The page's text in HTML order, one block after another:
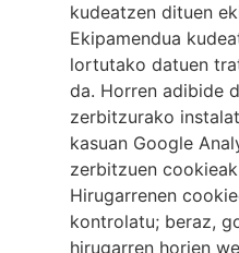
kudeatzen dituen
Ekipamendua
lortutako datuen
da. Horren adibide
zerbitzurako
kasuan Google
zerbitzuen
Hirugarrenen
kontrolatu; beraz,
hirugarren horien